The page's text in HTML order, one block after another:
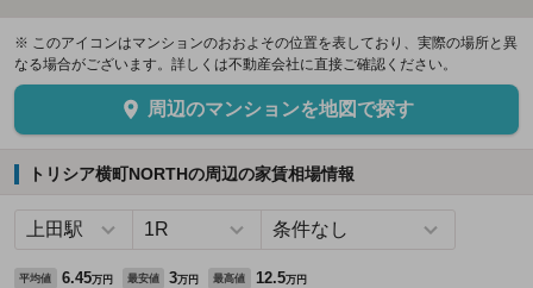
※ このアイコンはマンションのおおよその位置を表しており、実際の場所と異
なる場合がございます。詳しくは不動産会社に直接ご確認ください。
周辺のマンションを地図で探す
トリシア横町NORTHの周辺の家賃相場情報
平均値 6.45万円 最安値 3万円 最高値 12.5万円